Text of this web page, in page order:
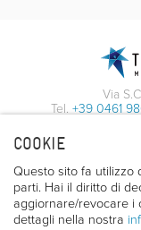
COOKIE
Questo sito fa utilizzo
parti. Hai il diritto di
aggiornare/revocare i
dettagli nella nostra
Via
Tel. +39 0461